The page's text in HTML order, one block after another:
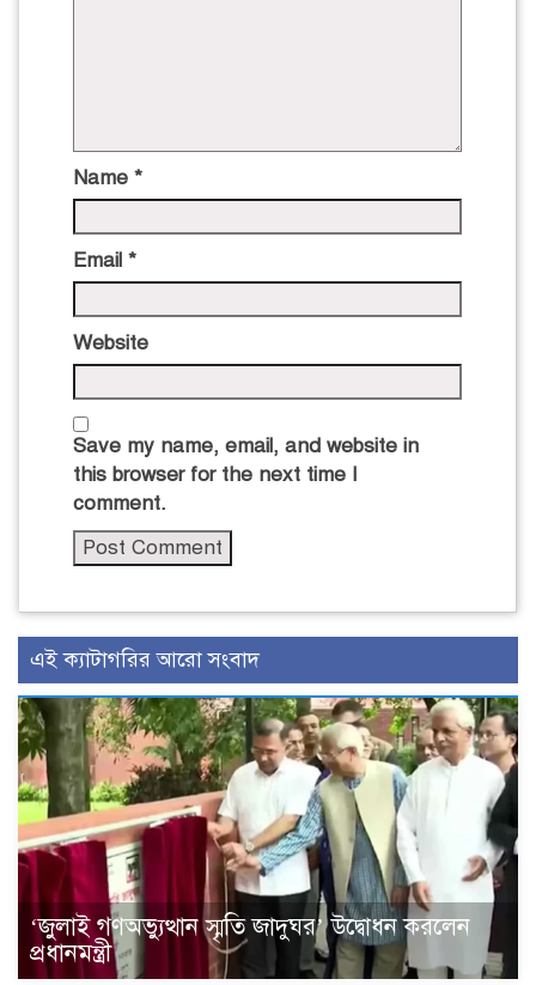
Name *
Email *
Website
Save my name, email, and website in
this browser for the next time I
comment.
এই ক্যাটাগরির আরো সংবাদ
‘জুলাই গণঅভ্যুত্থান স্মৃতি জাদুঘর’ উদ্বোধন করলেন
প্রধানমন্ত্রী